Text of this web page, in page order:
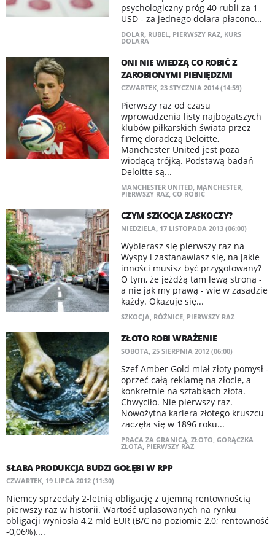
psychologiczny próg 40 rubli za 1
USD - za jednego dolara płacono...
DOLAR, RUBEL, PIERWSZY RAZ, KURS
DOLARA
ONI NIE WIEDZĄ CO ROBIĆ Z
ZAROBIONYMI PIENIĘDZMI
CZWARTEK, 23 STYCZNIA 2014 (14:59)
Pierwszy raz od czasu
wprowadzenia listy najbogatszych
klubów piłkarskich świata przez
firmę doradczą Deloitte,
Manchester United jest poza
wiodącą trójką. Podstawą badań
Deloitte są...
MANCHESTER UNITED, MANCHESTER,
PIERWSZY RAZ, CO ROBIĆ
CZYM SZKOCJA ZASKOCZY?
NIEDZIELA, 17 LISTOPADA 2013 (06:00)
Wybierasz się pierwszy raz na
Wyspy i zastanawiasz się, na jakie
inności musisz być przygotowany?
O tym, że jeżdżą tam lewą stroną -
a nie jak my prawą - wie w zasadzie
każdy. Okazuje się...
SZKOCJA, RÓŻNICE, PIERWSZY RAZ
ZŁOTO ROBI WRAŻENIE
SOBOTA, 25 SIERPNIA 2012 (06:00)
Szef Amber Gold miał złoty pomysł -
oprzeć całą reklamę na złocie, a
konkretnie na sztabkach złota.
Chwyciło. Nie pierwszy raz.
Nowożytna kariera złotego kruszcu
zaczęła się w 1896 roku...
PRACA ZA GRANICĄ, ZŁOTO, GORĄCZKA
ZŁOTA, PIERWSZY RAZ
SŁABA PRODUKCJA BUDZI GOŁĘBI W RPP
CZWARTEK, 19 LIPCA 2012 (11:30)
Niemcy sprzedały 2-letnią obligację z ujemną rentownością
pierwszy raz w historii. Wartość uplasowanych na rynku
obligacji wyniosła 4,2 mld EUR (B/C na poziomie 2,0; rentowność
-0,06%)....